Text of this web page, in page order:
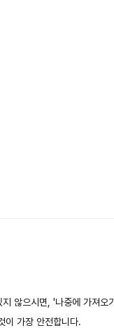
않으시면, '나중에 가져오
이 가장 안전합니다.